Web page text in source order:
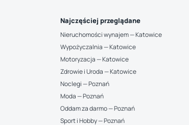
Najczęściej przeglądane
Nieruchomości wynajem — Katowice
Wypożyczalnia — Katowice
Motoryzacja — Katowice
Zdrowie i Uroda — Katowice
Noclegi — Poznań
Moda — Poznań
Oddam za darmo — Poznań
Sport i Hobby — Poznań